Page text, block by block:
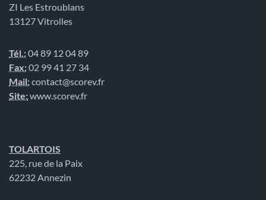
ZI Les Estroublans
13127 Vitrolles
Tél.:04 89 12 04 89
Fax:02 99 41 27 34
Mail:contact@scorev.fr
Site:www.scorev.fr
TOLARTOIS
225, rue de la Paix
62232 Annezin